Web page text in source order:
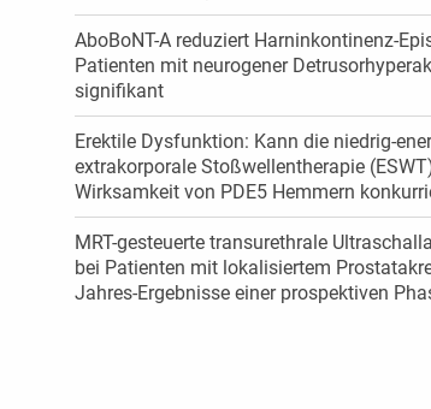
AboBoNT-A reduziert Harninkontinenz-
Patienten mit neurogener
signifikant
Erektile Dysfunktion: Kann die niedrig-
extrakorporale Stoßwellentherapie
Wirksamkeit von PDE5 Hemmern
MRT-gesteuerte transurethrale
bei Patienten mit lokalisiertem
Jahres-Ergebnisse einer prospektiven